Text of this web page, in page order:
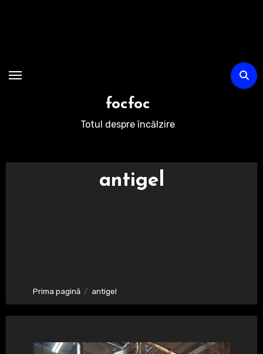
focfoc
Totul despre încălzire
antigel
Prima pagină antigel